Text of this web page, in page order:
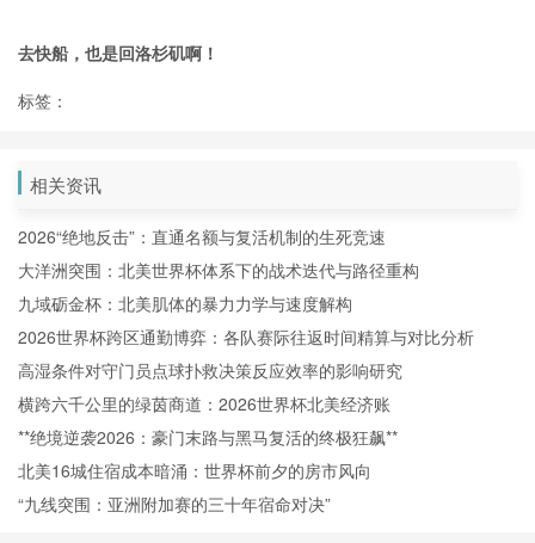
去快船，也是回洛杉矶啊！
标签：
相关资讯
2026“绝地反击”：直通名额与复活机制的生死竞速
大洋洲突围：北美世界杯体系下的战术迭代与路径重构
九域砺金杯：北美肌体的暴力力学与速度解构
2026世界杯跨区通勤博弈：各队赛际往返时间精算与对比分析
高湿条件对守门员点球扑救决策反应效率的影响研究
横跨六千公里的绿茵商道：2026世界杯北美经济账
**绝境逆袭2026：豪门末路与黑马复活的终极狂飙**
北美16城住宿成本暗涌：世界杯前夕的房市风向
“九线突围：亚洲附加赛的三十年宿命对决”